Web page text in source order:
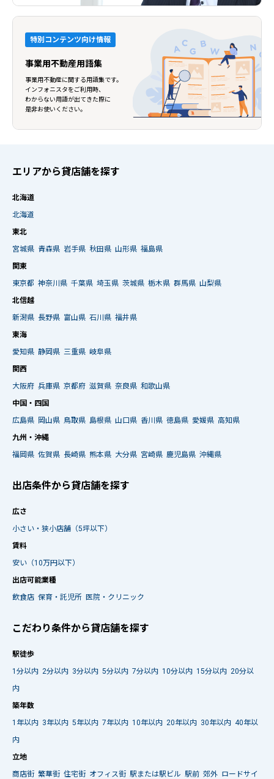
特別コンテンツ向け情報
事業用不動産用語集
事業用不動産に関する用語集です。
インフォニスタをご利用時、
わからない用語が出てきた際に
是非お使いください。
エリアから貸店舗を探す
北海道
北海道
東北
宮城県 青森県 岩手県 秋田県 山形県 福島県
関東
東京都 神奈川県 千葉県 埼玉県 茨城県 栃木県 群馬県 山梨県
北信越
新潟県 長野県 富山県 石川県 福井県
東海
愛知県 静岡県 三重県 岐阜県
関西
大阪府 兵庫県 京都府 滋賀県 奈良県 和歌山県
中国・四国
広島県 岡山県 鳥取県 島根県 山口県 香川県 徳島県 愛媛県 高知県
九州・沖縄
福岡県 佐賀県 長崎県 熊本県 大分県 宮崎県 鹿児島県 沖縄県
出店条件から貸店舗を探す
広さ
小さい・狭小店舗（5坪以下）
賃料
安い（10万円以下）
出店可能業種
飲食店 保育・託児所 医院・クリニック
こだわり条件から貸店舗を探す
駅徒歩
1分以内 2分以内 3分以内 5分以内 7分以内 10分以内 15分以内 20分以
内
築年数
1年以内 3年以内 5年以内 7年以内 10年以内 20年以内 30年以内 40年以
内
立地
商店街 繁華街 住宅街 オフィス街 駅または駅ビル 駅前 郊外 ロードサイ